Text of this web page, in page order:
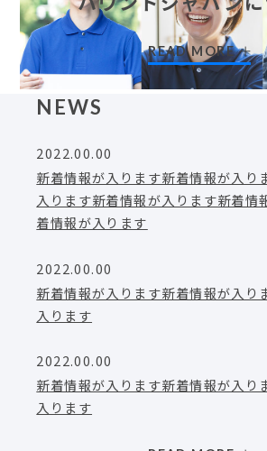
READ MORE
NEWS
2022.00.00
新着情報が入ります新着情報が入り
入ります新着情報が入ります新着情
着情報が入ります
2022.00.00
新着情報が入ります新着情報が入り
入ります
2022.00.00
新着情報が入ります新着情報が入り
入ります